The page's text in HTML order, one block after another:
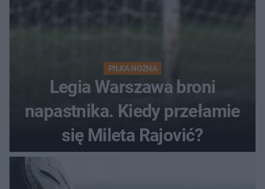
PIŁKA NOŻNA
Legia Warszawa broni
napastnika. Kiedy przełamie
się Mileta Rajović?